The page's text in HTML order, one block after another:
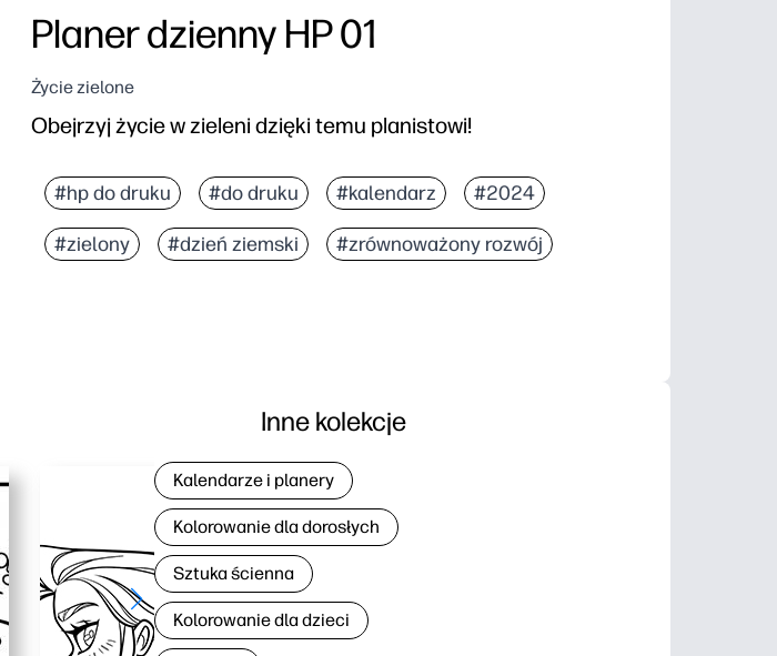
Planer dzienny HP 01
Życie zielone
Obejrzyj życie w zieleni dzięki temu planistowi!
#hp do druku #do druku #kalendarz #2024
#zielony #dzień ziemski #zrównoważony rozwój
Inne kolekcje
Kalendarze i planery
Kolorowanie dla dorosłych
Sztuka ścienna
Kolorowanie dla dzieci